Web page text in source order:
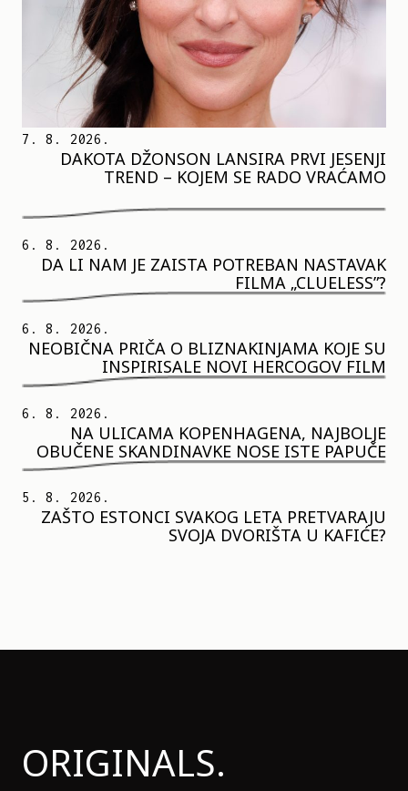
7. 8. 2026.
DAKOTA DŽONSON LANSIRA PRVI JESENJI
TREND – KOJEM SE RADO VRAĆAMO
6. 8. 2026.
DA LI NAM JE ZAISTA POTREBAN NASTAVAK
FILMA „CLUELESS”?
6. 8. 2026.
NEOBIČNA PRIČA O BLIZNAKINJAMA KOJE SU
INSPIRISALE NOVI HERCOGOV FILM
6. 8. 2026.
NA ULICAMA KOPENHAGENA, NAJBOLJE
OBUČENE SKANDINAVKE NOSE ISTE PAPUČE
5. 8. 2026.
ZAŠTO ESTONCI SVAKOG LETA PRETVARAJU
SVOJA DVORIŠTA U KAFIĆE?
ORIGINALS.